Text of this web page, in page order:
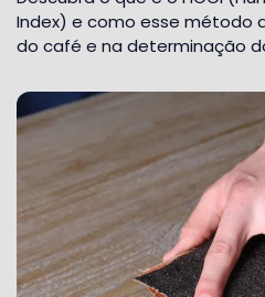
Index) e como esse método
do café e na determinação